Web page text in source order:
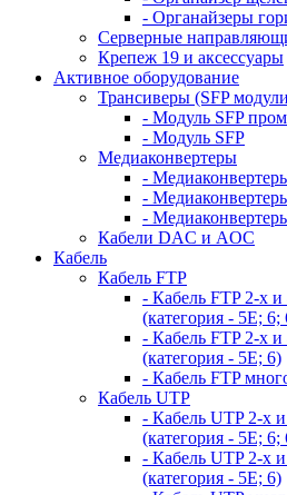
- Органайзеры
Серверные
Крепеж 19 и аксессуары
Активное оборудование
Трансиверы (SFP
- Модуль SFP
- Модуль SFP
Медиаконвертеры
-
-
-
Кабели DAC и AOC
Кабель
Кабель FTP
- Кабель FTP 2-х
(категория - 5Е;
- Кабель FTP 2-х
(категория - 5Е; 6)
- Кабель FTP
Кабель UTP
- Кабель UTP 2-х
(категория - 5Е;
- Кабель UTP 2-х
(категория - 5Е; 6)